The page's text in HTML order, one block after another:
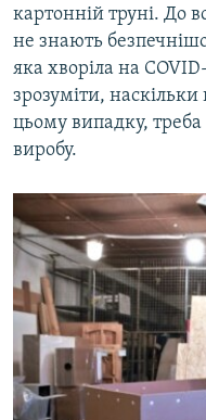
картонній труні. До
не знають
яка хворіла на
зрозуміти,
цьому випадку, треба
виробу.